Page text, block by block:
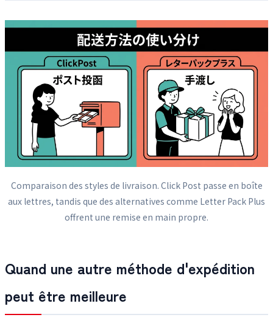
Comparaison des styles de livraison. Click Post passe en boîte
aux lettres, tandis que des alternatives comme Letter Pack Plus
offrent une remise en main propre.
Quand une autre méthode d'expédition
peut être meilleure